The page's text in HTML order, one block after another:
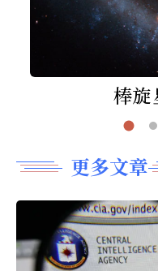
棒旋
更多文章